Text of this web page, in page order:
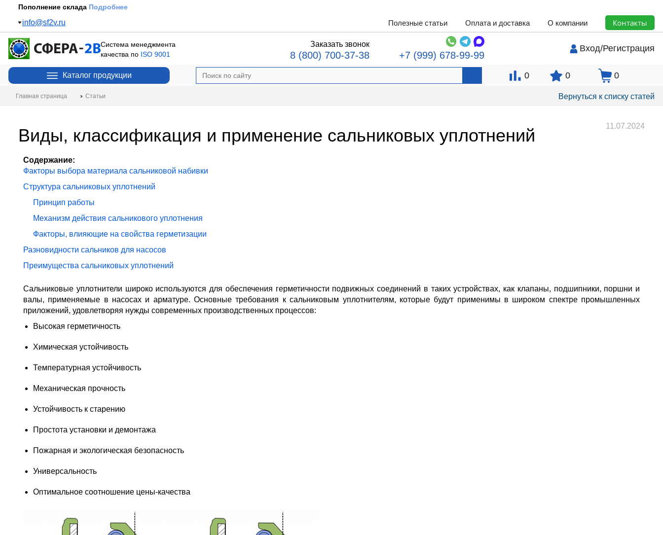
Пополнение склада Подробнее
info@sf2v.ru Полезные статьи Оплата и доставка О компании Контакты
Система менеджмента
качества по ISO 9001
Заказать звонок
8 (800) 700-37-38 +7 (999) 678-99-99
Вход/Регистрация
Каталог продукции 0 0 0
Главная страница Статьи Вернуться к списку статей
11.07.2024
Виды, классификация и применение сальниковых уплотнений
Содержание:
Факторы выбора материала сальниковой набивки
Структура сальниковых уплотнений
Принцип работы
Механизм действия сальникового уплотнения
Факторы, влияющие на свойства герметизации
Разновидности сальников для насосов
Преимущества сальниковых уплотнений
Сальниковые уплотнители широко используются для обеспечения герметичности подвижных соединений в таких устройствах, как клапаны, подшипники, поршни и
валы, применяемые в насосах и арматуре. Основные требования к сальниковым уплотнителям, которые будут применимы в широком спектре промышленных
приложений, удовлетворяя нужды современных производственных процессов:
Высокая герметичность
Химическая устойчивость
Температурная устойчивость
Механическая прочность
Устойчивость к старению
Простота установки и демонтажа
Пожарная и экологическая безопасность
Универсальность
Оптимальное соотношение цены-качества